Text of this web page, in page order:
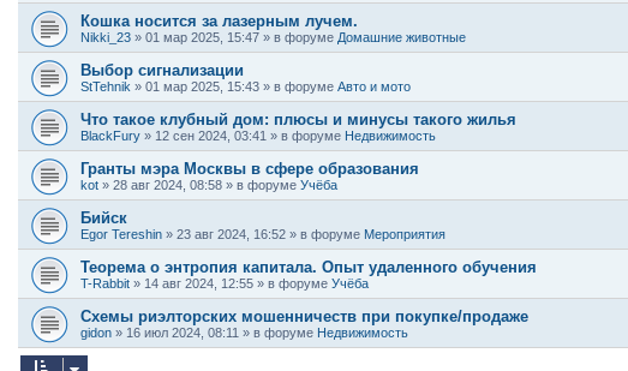
Кошка носится за лазерным лучем.
Nikki_23 » 01 мар 2025, 15:47 » в форуме Домашние животные
Выбор сигнализации
StTehnik » 01 мар 2025, 15:43 » в форуме Авто и мото
Что такое клубный дом: плюсы и минусы такого жилья
BlackFury » 12 сен 2024, 03:41 » в форуме Недвижимость
Гранты мэра Москвы в сфере образования
kot » 28 авг 2024, 08:58 » в форуме Учёба
Бийск
Egor Tereshin » 23 авг 2024, 16:52 » в форуме Мероприятия
Теорема о энтропия капитала. Опыт удаленного обучения
T-Rabbit » 14 авг 2024, 12:55 » в форуме Учёба
Схемы риэлторских мошенничеств при покупке/продаже
gidon » 16 июл 2024, 08:11 » в форуме Недвижимость